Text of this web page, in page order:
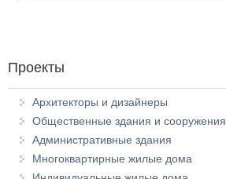
Проекты
Архитекторы и дизайнеры
Общественные здания и сооружения
Административные здания
Многоквартирные жилые дома